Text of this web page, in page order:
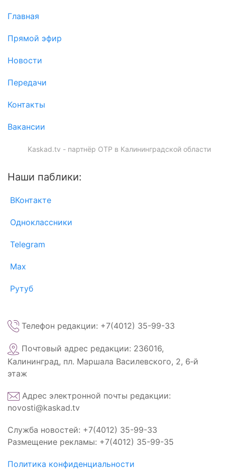
Главная
Прямой эфир
Новости
Передачи
Контакты
Вакансии
Kaskad.tv - партнёр ОТР в Калининградской области
Наши паблики:
ВКонтакте
Одноклассники
Telegram
Max
Рутуб
Телефон редакции: +7(4012) 35-99-33
Почтовый адрес редакции: 236016,
Калининград, пл. Маршала Василевского, 2, 6‑й
этаж
Адрес электронной почты редакции:
novosti@kaskad.tv
Служба новостей: +7(4012) 35-99-33
Размещение рекламы: +7(4012) 35-99-35
Политика конфиденциальности